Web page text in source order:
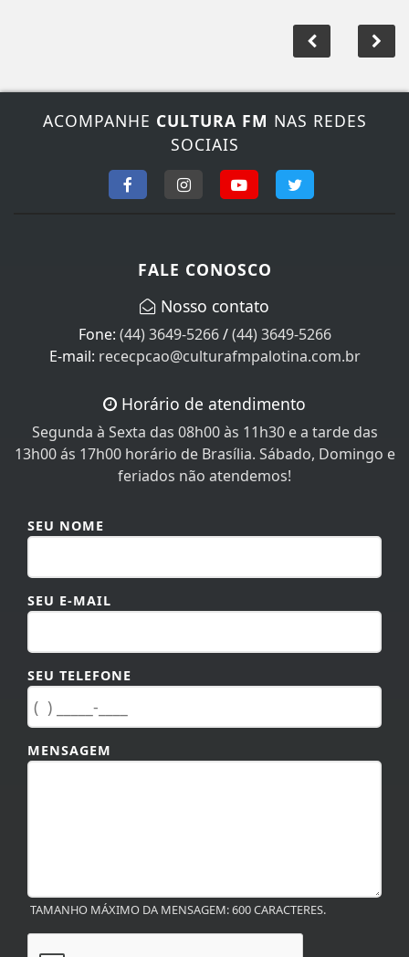
NAS REDES
SOCIAIS
(44) 3649-5266/(44) 3649-5266
rececpcao@culturafmpalotina.com.br
Horário de atendimento
13h00 ás 17h00 horário de Brasília. Sábado, Domingo e
SEU E-MAIL
SEU TELEFONE
MENSAGEM